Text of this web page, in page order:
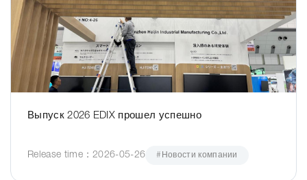
Выпуск 2026 EDIX прошел успешно
Release time：2026-05-26 #Новости компании